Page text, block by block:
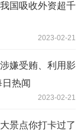
国吸收外资超千
2023-02-21
嫌受贿、利用影
热闻
2023-02-21
景点你打卡过了